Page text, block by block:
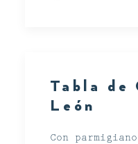
Tabla de
León
Con